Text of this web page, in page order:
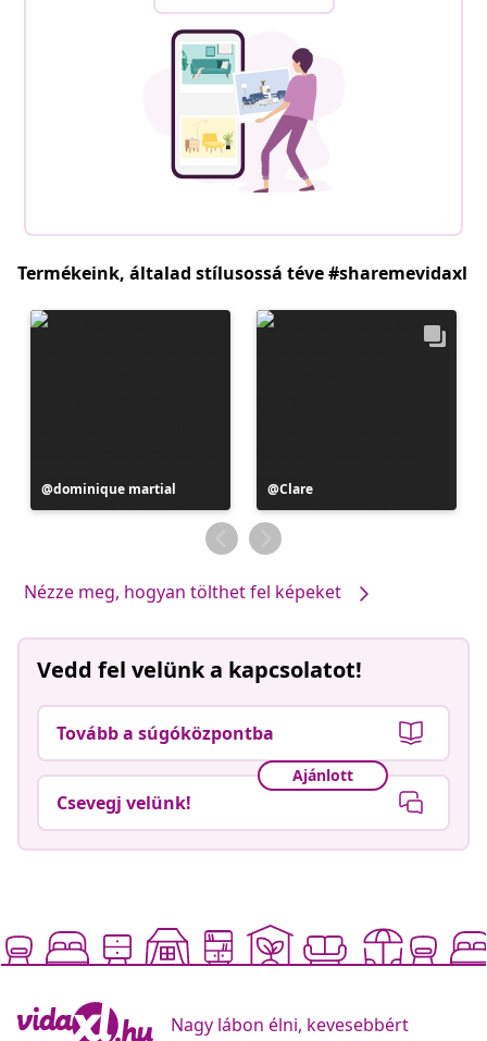
Termékeink, általad stílusossá téve #sharemevidaxl
Bejegyzés
közzétevője
dominique martial
Bejegyzés
közzétevője
Clare
Nézze meg, hogyan tölthet fel képeket
Vedd fel velünk a kapcsolatot!
Tovább a súgóközpontba
Ajánlott
Csevegj velünk!
Nagy lábon élni, kevesebbért